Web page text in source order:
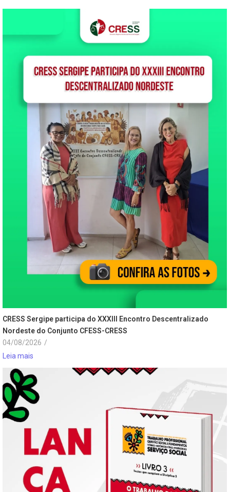
CRESS Sergipe participa do XXXIII Encontro Descentralizado
Nordeste do Conjunto CFESS-CRESS
04/08/2026 /
Leia mais